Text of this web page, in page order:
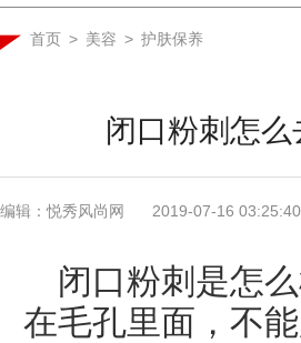
首页 > 美容 > 护肤保养
闭口粉刺怎
编辑：悦秀风尚网 2019-07-16 03:25:40
闭口粉刺是怎
在毛孔里面，不